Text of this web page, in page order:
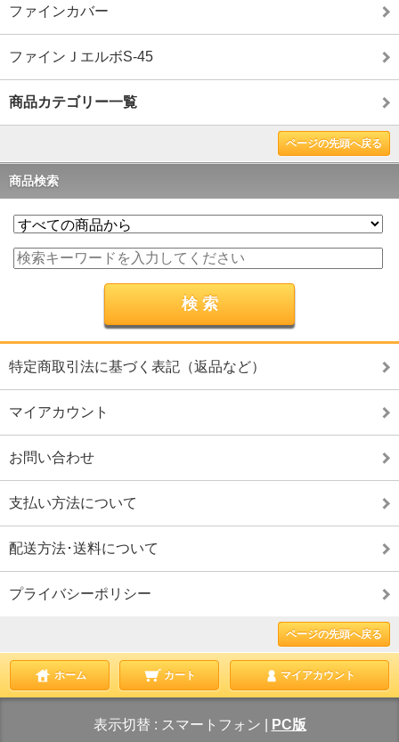
ファインカバー
ファインＪエルボS-45
商品カテゴリー一覧
ページの先頭へ戻る
商品検索
特定商取引法に基づく表記（返品など）
マイアカウント
お問い合わせ
支払い方法について
配送方法･送料について
プライバシーポリシー
ページの先頭へ戻る
ホーム カート マイアカウント
表示切替 : スマートフォン PC版